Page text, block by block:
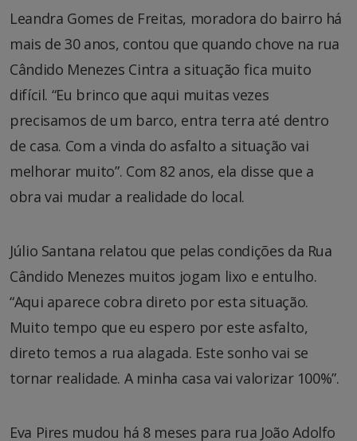
Leandra Gomes de Freitas, moradora do bairro há
mais de 30 anos, contou que quando chove na rua
Cândido Menezes Cintra a situação fica muito
difícil. “Eu brinco que aqui muitas vezes
precisamos de um barco, entra terra até dentro
de casa. Com a vinda do asfalto a situação vai
melhorar muito”. Com 82 anos, ela disse que a
obra vai mudar a realidade do local.
Júlio Santana relatou que pelas condições da Rua
Cândido Menezes muitos jogam lixo e entulho.
“Aqui aparece cobra direto por esta situação.
Muito tempo que eu espero por este asfalto,
direto temos a rua alagada. Este sonho vai se
tornar realidade. A minha casa vai valorizar 100%”.
Eva Pires mudou há 8 meses para rua João Adolfo